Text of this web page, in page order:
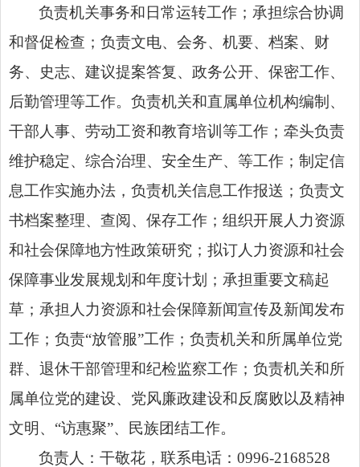
负责机关事务和日常运转工作；承担综合协调
和督促检查；负责文电、会务、机要、档案、财
务、史志、建议提案答复、政务公开、保密工作、
后勤管理等工作。负责机关和直属单位机构编制、
干部人事、劳动工资和教育培训等工作；牵头负责
维护稳定、综合治理、安全生产、 等工作；制定信
息工作实施办法，负责机关信息工作报送；负责文
书档案整理、查阅、保存工作；组织开展人力资源
和社会保障地方性政策研究；拟订人力资源和社会
保障事业发展规划和年度计划；承担重要文稿起
草；承担人力资源和社会保障新闻宣传及新闻发布
工作；负责“放管服”工作；负责机关和所属单位党
群、退休干部管理和纪检监察工作；负责机关和所
属单位党的建设、党风廉政建设和反腐败以及精神
文明、“访惠聚”、民族团结工作。
负责人：干敬花，联系电话：0996-2168528